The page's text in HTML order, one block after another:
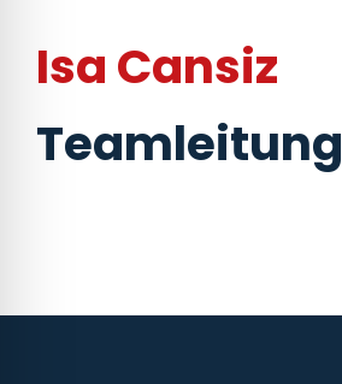
Isa Cansiz
Teamleitung